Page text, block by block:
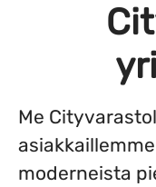
Me
moderneista